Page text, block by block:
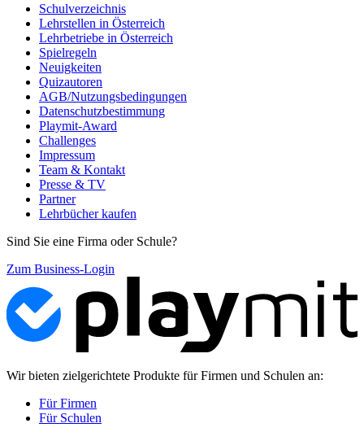
Schulverzeichnis
Lehrstellen in Österreich
Lehrbetriebe in Österreich
Spielregeln
Neuigkeiten
Quizautoren
AGB/Nutzungsbedingungen
Datenschutzbestimmung
Playmit-Award
Challenges
Impressum
Team & Kontakt
Presse & TV
Partner
Lehrbücher kaufen
Sind Sie eine Firma oder Schule?
Zum Business-Login
Wir bieten zielgerichtete Produkte für Firmen und Schulen an:
Für Firmen
Für Schulen